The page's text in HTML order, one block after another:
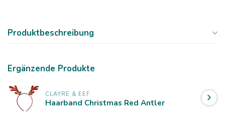
Produktbeschreibung
Ergänzende Produkte
CLAYRE & EEF
Haarband Christmas Red Antler